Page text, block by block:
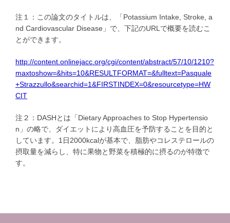
注１：この論文のタイトルは、「Potassium Intake, Stroke, a
nd Cardiovascular Disease」で、下記のURLで概要を読むこ
とができます。
http://content.onlinejacc.org/cgi/content/abstract/57/10/1210?
maxtoshow=&hits=10&RESULTFORMAT=&fulltext=Pasquale
+Strazzullo&searchid=1&FIRSTINDEX=0&resourcetype=HW
CIT
注２：DASHとは「Dietary Approaches to Stop Hypertensio
n」の略で、ダイエットにより高血圧を予防することを目的と
しています。1日2000kcalが基本で、脂肪やコレステロールの
摂取量を減らし、特に果物と野菜を積極的に摂るのが特徴で
す。